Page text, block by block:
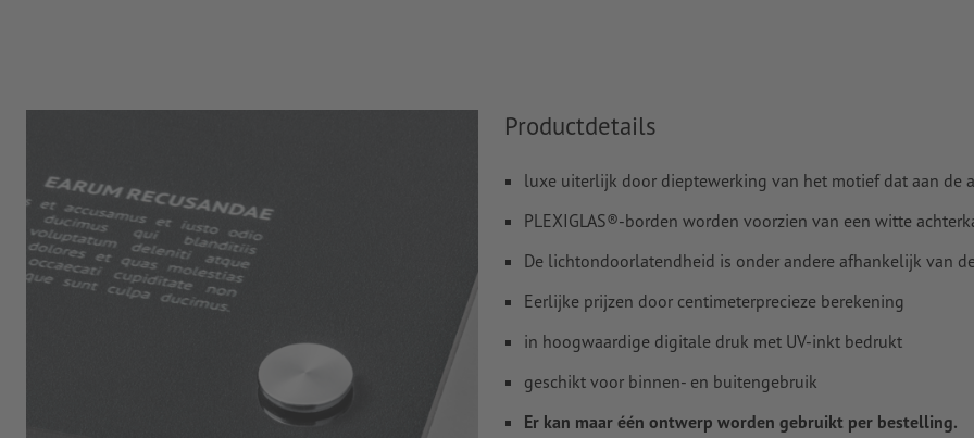
Productdetails
luxe uiterlijk door dieptewerking van het motief dat aan de
PLEXIGLAS®-borden worden voorzien van een witte
De lichtondoorlatendheid is onder andere afhankelijk van
Eerlijke prijzen door centimeterprecieze berekening
in hoogwaardige digitale druk met UV-inkt bedrukt
geschikt voor binnen- en buitengebruik
Er kan maar één ontwerp worden gebruikt per bestelling.